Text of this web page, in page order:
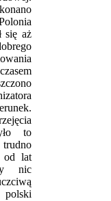
się aż
to
od lat
nic